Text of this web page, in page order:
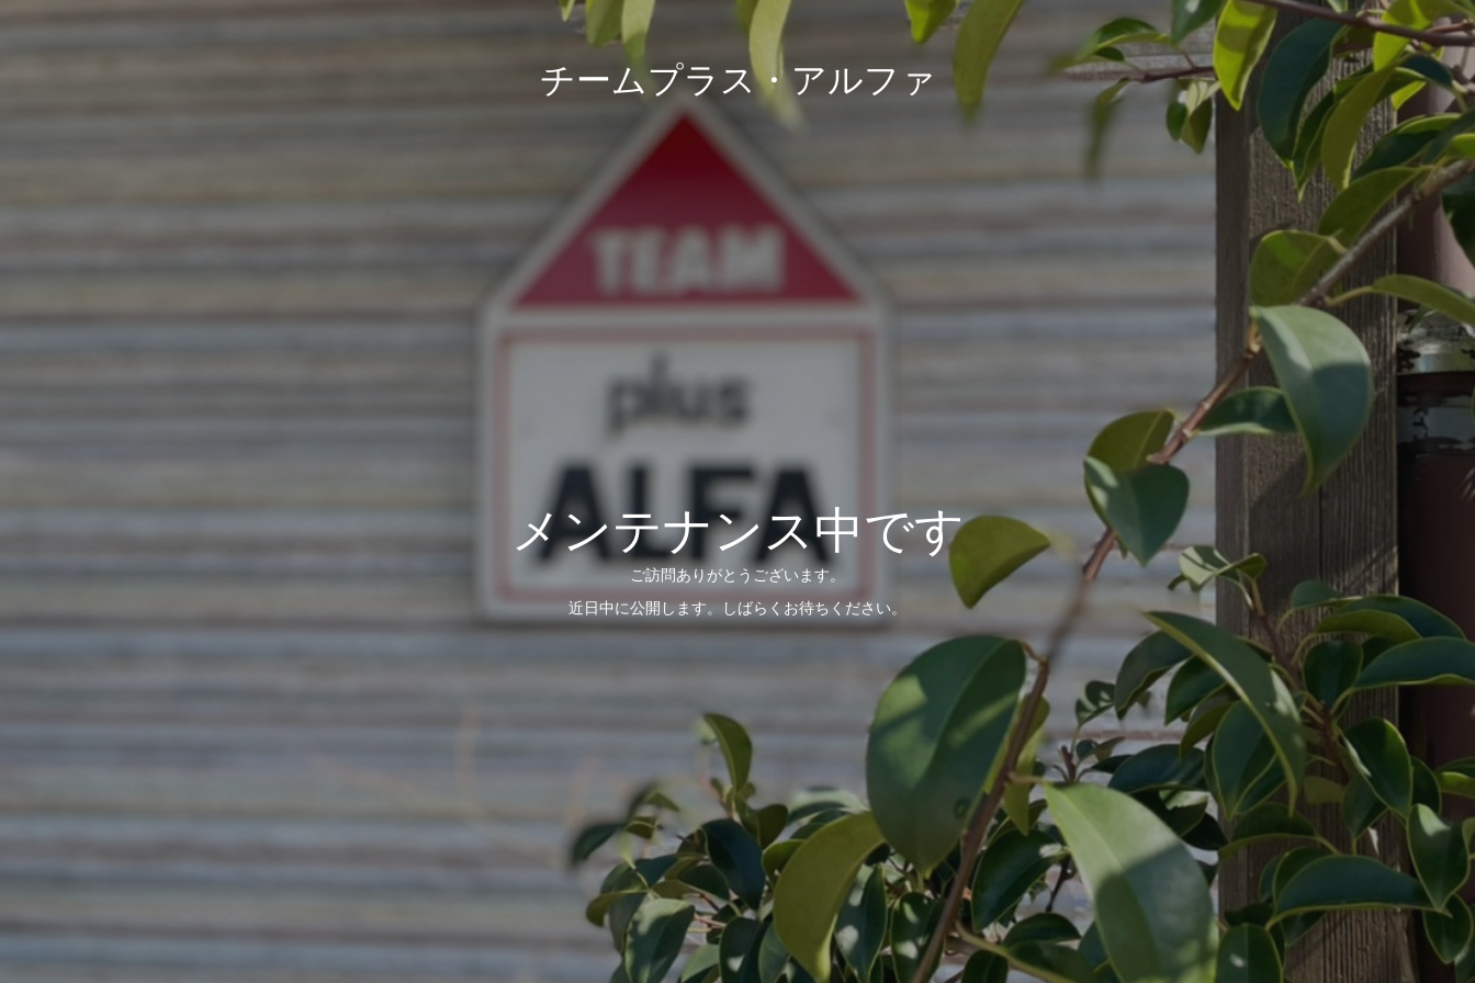
チームプラス・アルファ
メンテナンス中です
ご訪問ありがとうございます。
近日中に公開します。しばらくお待ちください。